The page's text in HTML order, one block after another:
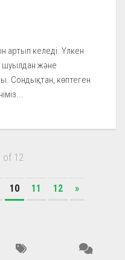
артып келеді. Үлкен
шуылдан және
Сондықтан, көптеген
of 12
10 11 12 »